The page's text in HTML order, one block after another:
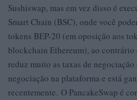
Sushiswap, mas em vez disso é
Smart Chain (BSC), onde você
tokens BEP-20 (em oposição aos
blockchain Ethereum), ao contrário
reduz muito as taxas de
negociação na plataforma e está
recentemente. O PancakeSwap é